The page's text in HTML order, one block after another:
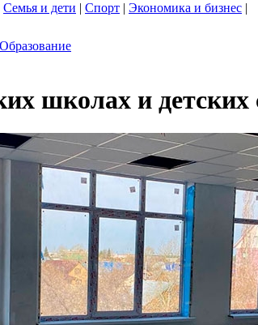
Семья и дети | Спорт | Экономика и бизнес |
Образование
школах и детских